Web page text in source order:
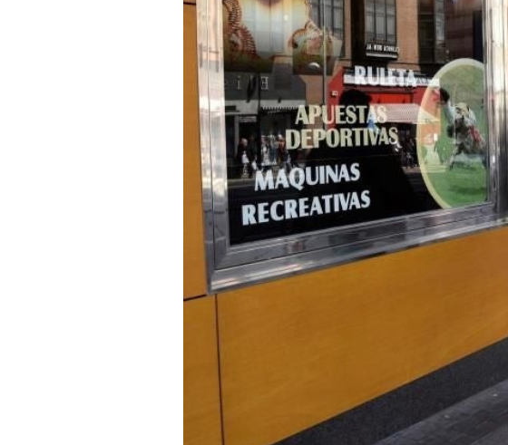
Enguany han augmentat un 6,52% els diners